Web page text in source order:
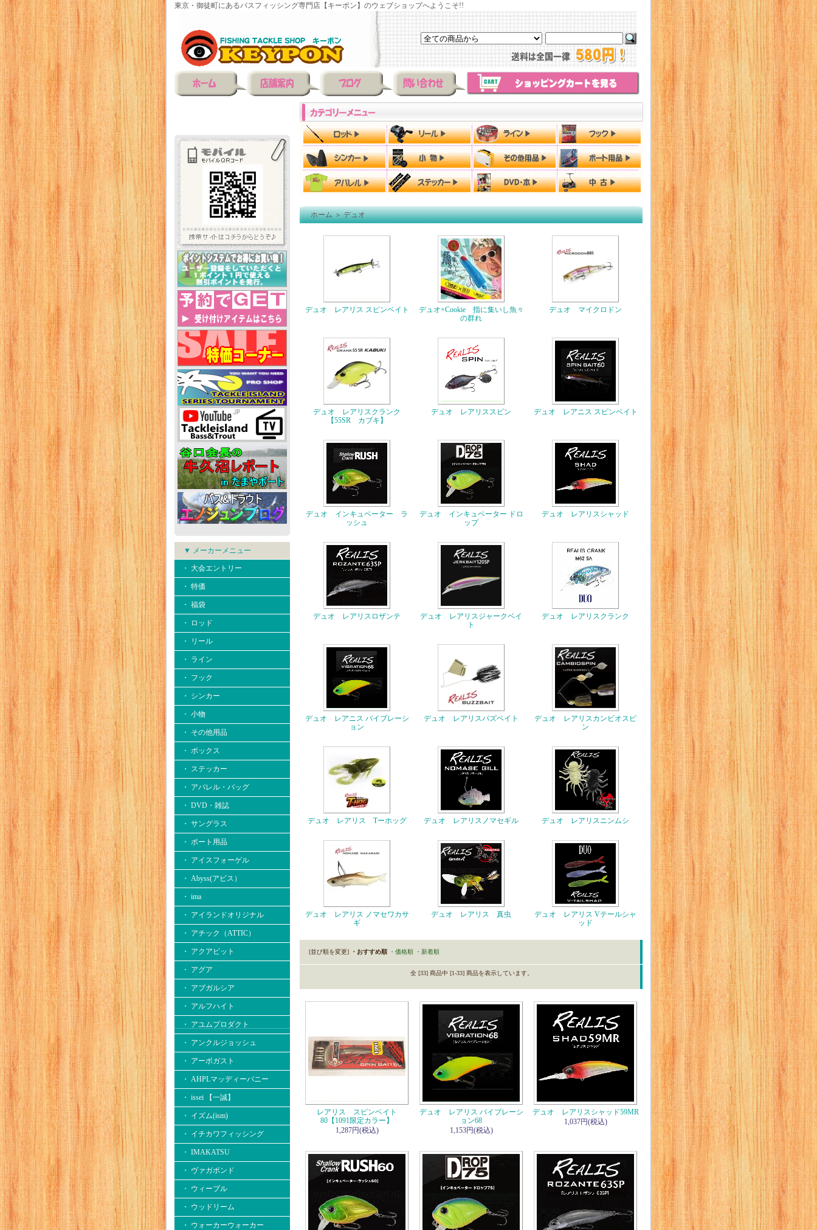
東京・御徒町にあるバスフィッシング専門店【キーポン】のウェブショップへようこそ!!
▼ メーカーメニュー
・ 大会エントリー
・ 特価
・ 福袋
・ ロッド
・ リール
・ ライン
・ フック
・ シンカー
・ 小物
・ その他用品
・ ボックス
・ ステッカー
・ アパレル・バッグ
・ DVD・雑誌
・ サングラス
・ ボート用品
・ アイスフォーゲル
・ Abyss(アビス）
・ ima
・ アイランドオリジナル
・ アチック（ATTIC）
・ アクアビット
・ アグア
・ アブガルシア
・ アルフハイト
・ アユムプロダクト
・ アンクルジョッシュ
・ アーボガスト
・ AHPLマッディーバニー
・ issei 【一誠】
・ イズム(ism)
・ イチカワフィッシング
・ IMAKATSU
・ ヴァガボンド
・ ウィーブル
・ ウッドリーム
・ ウォーカーウォーカー
ホーム＞デュオ
デュオ レアリス スピンベイト
デュオ×Cookie 指に集いし魚々
の群れ
デュオ マイクロドン
デュオ レアリスクランク
【55SR カブキ】
デュオ レアリススピン デュオ レアニス スピンベイト
デュオ インキュベーター ラ
ッシュ
デュオ インキュベーター ドロ
ップ
デュオ レアリスシャッド
デュオ レアリスロザンテ
デュオ レアリスジャークベイ
ト
デュオ レアリスクランク
デュオ レアニス バイブレーシ
ョン
デュオ レアリスバズベイト
デュオ レアリスカンビオスピ
ン
デュオ レアリス Tーホッグ デュオ レアリスノマセギル デュオ レアリスニンムシ
デュオ レアリス ノマセワカサ
ギ
デュオ レアリス 真虫
デュオ レアリス Vテールシャ
ッド
[並び順を変更] ・おすすめ順 ・価格順 ・新着順
全 [33] 商品中 [1-33] 商品を表示しています。
レアリス スピンベイト
80【1091限定カラー】
1,287円(税込)
デュオ レアリス バイブレーシ
ョン68
1,153円(税込)
デュオ レアリスシャッド59MR
1,037円(税込)